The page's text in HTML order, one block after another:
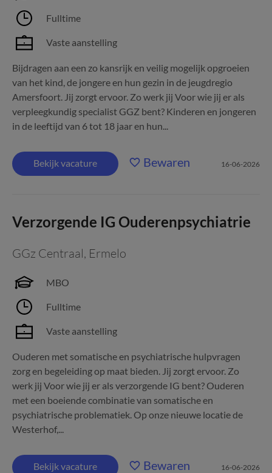
Fulltime
Vaste aanstelling
Bijdragen aan een zo kansrijk en veilig mogelijk opgroeien
van het kind, de jongere en hun gezin in de jeugdregio
Amersfoort. Jij zorgt ervoor. Zo werk jij Voor wie jij er als
verpleegkundig specialist GGZ bent? Kinderen en jongeren
in de leeftijd van 6 tot 18 jaar en hun...
Bekijk vacature Bewaren 16-06-2026
Verzorgende IG Ouderenpsychiatrie
GGz Centraal, Ermelo
MBO
Fulltime
Vaste aanstelling
Ouderen met somatische en psychiatrische hulpvragen
zorg en begeleiding op maat bieden. Jij zorgt ervoor. Zo
werk jij Voor wie jij er als verzorgende IG bent? Ouderen
met een boeiende combinatie van somatische en
psychiatrische problematiek. Op onze nieuwe locatie de
Westerhof,...
Bekijk vacature Bewaren 16-06-2026